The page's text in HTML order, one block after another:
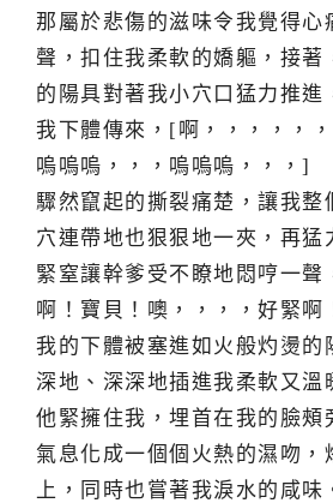
那屬於悲傷的滋味令我覺得心
聲，扣住我柔軟的嬌軀，接著
的陽具對著我小穴口猛力推進
我下體傳來，[啊，，，，，，
嗚嗚嗚，，，嗚嗚嗚，，，]
驟然竄起的撕裂痛楚，讓我整
穴連帶地也狠狠地一夾，再猛
緊窒讓幹爹受不瞭地悶哼一聲
啊！寶貝！噢，，，，好緊啊
我的下體被塞進如火般灼燙的
深地、深深地插進我柔軟又溫
他緊擁住我，埋首在我的臉頰
氣息化成一個個火熱的濕吻，
上，同時也嘗著我淚水的咸味